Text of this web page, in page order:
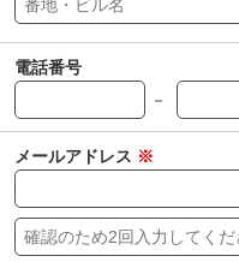
電話番号
－
メールアドレス ※